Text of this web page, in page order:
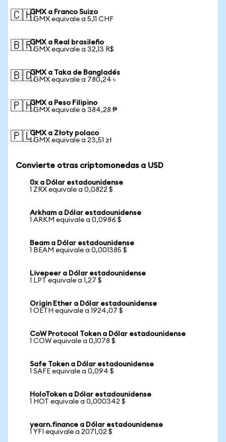
🇨🇭GMX a Franco Suizo
1 GMX equivale a 5,11 CHF
🇧🇷GMX a Real brasileño
1 GMX equivale a 32,13 R$
🇧🇩GMX a Taka de Bangladés
1 GMX equivale a 780,24 ৳
🇵🇭GMX a Peso Filipino
1 GMX equivale a 384,28 ₱
🇵🇱GMX a Złoty polaco
1 GMX equivale a 23,51 zł
Convierte otras criptomonedas a USD
0x a Dólar estadounidense
1 ZRX equivale a 0,0822 $
Arkham a Dólar estadounidense
1 ARKM equivale a 0,0986 $
Beam a Dólar estadounidense
1 BEAM equivale a 0,001385 $
Livepeer a Dólar estadounidense
1 LPT equivale a 1,27 $
Origin Ether a Dólar estadounidense
1 OETH equivale a 1924,07 $
CoW Protocol Token a Dólar estadounidense
1 COW equivale a 0,1078 $
Safe Token a Dólar estadounidense
1 SAFE equivale a 0,094 $
HoloToken a Dólar estadounidense
1 HOT equivale a 0,000342 $
yearn.finance a Dólar estadounidense
1 YFI equivale a 2071,02 $